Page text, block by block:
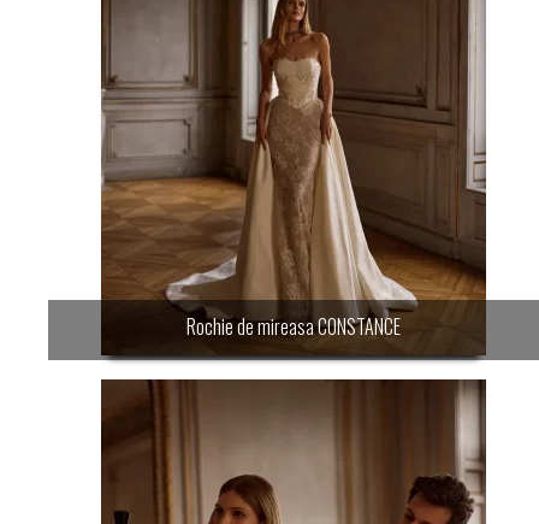
Rochie de mireasa CONSTANCE